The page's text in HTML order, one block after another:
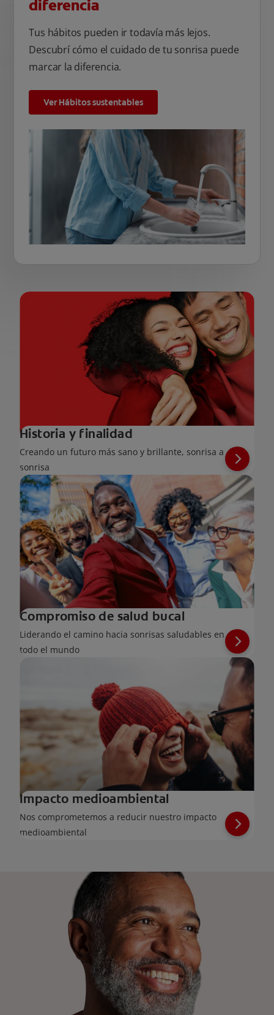
diferencia
Tus hábitos pueden ir todavía más lejos.
Descubrí cómo el cuidado de tu sonrisa puede
marcar la diferencia.
Ver Hábitos sustentables
Historia y finalidad
Creando un futuro más sano y brillante, sonrisa a
sonrisa
Compromiso de salud bucal
Liderando el camino hacia sonrisas saludables en
todo el mundo
Impacto medioambiental
Nos comprometemos a reducir nuestro impacto
medioambiental